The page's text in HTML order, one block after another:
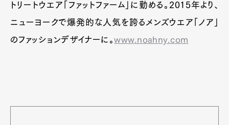
トリートウエア「ファットファーム」に勤める。2015年より、
ニューヨークで爆発的な人気を誇るメンズウエア「ノア」
のファッションデザイナーに。www.noahny.com